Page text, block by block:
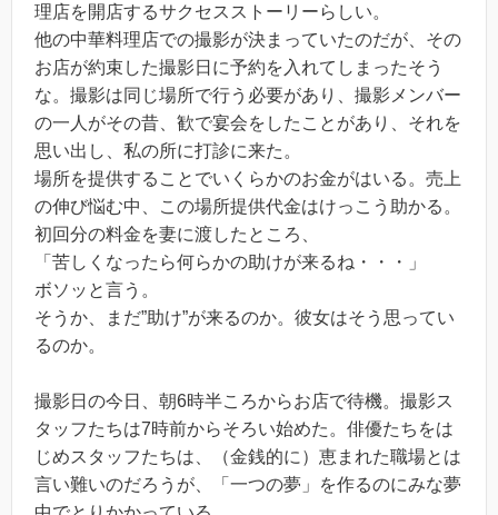
理店を開店するサクセスストーリーらしい。
他の中華料理店での撮影が決まっていたのだが、その
お店が約束した撮影日に予約を入れてしまったそう
な。撮影は同じ場所で行う必要があり、撮影メンバー
の一人がその昔、歓で宴会をしたことがあり、それを
思い出し、私の所に打診に来た。
場所を提供することでいくらかのお金がはいる。売上
の伸び悩む中、この場所提供代金はけっこう助かる。
初回分の料金を妻に渡したところ、
「苦しくなったら何らかの助けが来るね・・・」
ボソッと言う。
そうか、まだ”助け”が来るのか。彼女はそう思ってい
るのか。
撮影日の今日、朝6時半ころからお店で待機。撮影ス
タッフたちは7時前からそろい始めた。俳優たちをは
じめスタッフたちは、（金銭的に）恵まれた職場とは
言い難いのだろうが、「一つの夢」を作るのにみな夢